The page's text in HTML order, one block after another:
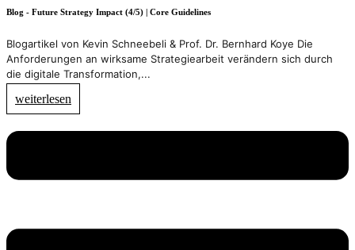
Blog - Future Strategy Impact (4/5) | Core Guidelines
Blogartikel von Kevin Schneebeli & Prof. Dr. Bernhard Koye Die
Anforderungen an wirksame Strategiearbeit verändern sich durch
die digitale Transformation,...
weiterlesen